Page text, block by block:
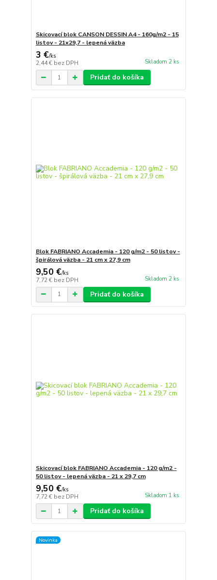
Skicovací blok CANSON DESSIN A4 - 160g/m2 - 15
listov - 21x29,7 - lepená väzba
3 €/ks
2,44 € bez DPH Skladom 2 ks
Pridať do košíka
Blok FABRIANO Accademia - 120 g/m2 - 50 listov -
špirálová väzba - 21 cm x 27,9 cm
9,50 €/ks
7,72 € bez DPH Skladom 2 ks
Pridať do košíka
Skicovací blok FABRIANO Accademia - 120 g/m2 -
50 listov - lepená väzba - 21 x 29,7 cm
9,50 €/ks
7,72 € bez DPH Skladom 1 ks
Pridať do košíka
Novinka